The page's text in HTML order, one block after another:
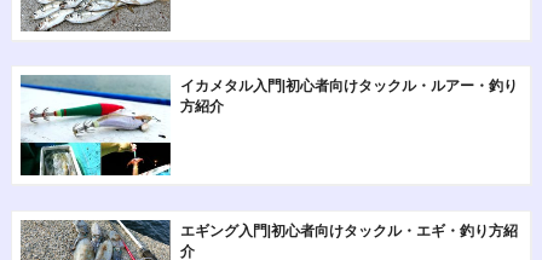
イカメタル入門|初心者向けタックル・ルアー・釣り
方紹介
エギング入門|初心者向けタックル・エギ・釣り方紹
介